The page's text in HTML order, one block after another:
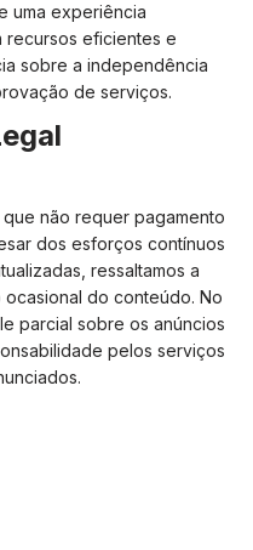
uma experiência
recursos eficientes e
sobre a independência
de serviços.
não requer pagamento
dos esforços contínuos
ressaltamos a
do conteúdo. No
parcial sobre os anúncios
pelos serviços